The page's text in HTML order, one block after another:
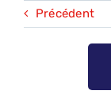
Précédent